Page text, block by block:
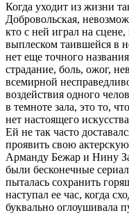
Когда уходит из жизни
Добровольская,
кто с ней играл на
выплеском таившейся в
нет еще точного
страдание, боль, ожог,
всемирной
воздействия одного
в темноте зала, это то,
нет настоящего
Ей не так часто
проявить свою
Арманду Бежар и Нину
были бесконечные
пыталась сохранить
наступал ее час, когда
буквально оглоушивала